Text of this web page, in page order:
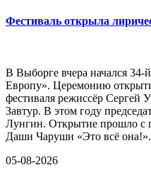
Фестиваль открыла
В Выборге вчера начался
Европу». Церемонию
фестиваля режиссёр Сергей
Завтур. В этом году
Лунгин. Открытие прошло с
Даши Чаруши «Это всё
05-08-2026